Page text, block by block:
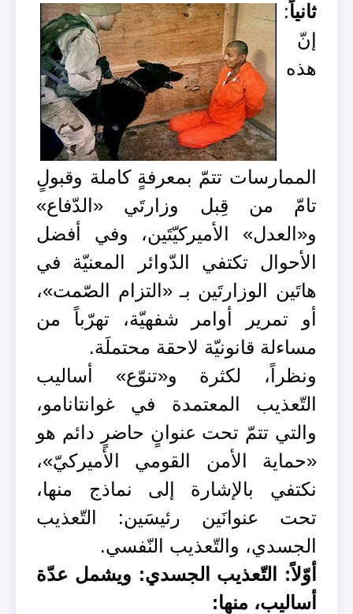
ثانياً:
إنّ
هذه
الممارسات تتمّ بمعرفةٍ كاملة وقبولٍ
تامّ من قِبل وزارتَي «الدّفاع»
و«العدل» الأميركيّتَين، وفي أفضل
الأحوال تكتفي الدّوائر المعنيّة في
هاتَين الوزارتَين بـ «التزام الصّمت»،
أو تمرير أوامر شفهيّة، تهرّباً من
مساءلة قانونيّة لاحقة محتملَة.
ونظراً، لكثرة و«تنوّع» أساليب
التّعذيب المعتمدة في غوانتانامو،
والتي تتمّ تحت عنوانٍ حاضرٍ دائم هو
«حماية الأمن القومي الأميركيّ»،
نكتفي بالإشارة إلى نماذج منها،
تحت عنوانَين رئيسَين: التّعذيب
الجسدي، والتّعذيب النّفسي.
أوّلاً: التّعذيب الجسدي: ويشمل عدّة
أساليب، منها: